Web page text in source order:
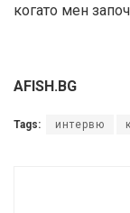
когато мен
AFISH.BG
Tags: интервю